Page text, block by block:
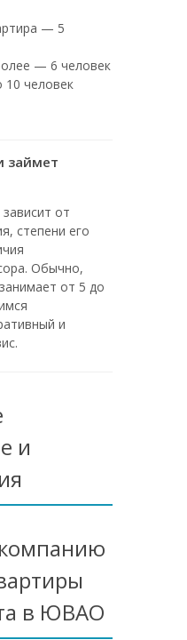
— 5
— 6 человек
человек
займет
от
степени его
Обычно,
от 5 до
и
и
компанию
в ЮВАО